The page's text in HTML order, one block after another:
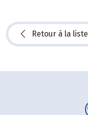
Retour à la liste